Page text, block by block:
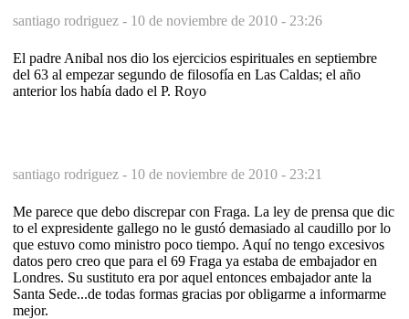
santiago rodriguez - 10 de noviembre de 2010 - 23:26
El padre Anibal nos dio los ejercicios espirituales en septiembre
del 63 al empezar segundo de filosofía en Las Caldas; el año
anterior los había dado el P. Royo
santiago rodriguez - 10 de noviembre de 2010 - 23:21
Me parece que debo discrepar con Fraga. La ley de prensa que dic
to el expresidente gallego no le gustó demasiado al caudillo por lo
que estuvo como ministro poco tiempo. Aquí no tengo excesivos
datos pero creo que para el 69 Fraga ya estaba de embajador en
Londres. Su sustituto era por aquel entonces embajador ante la
Santa Sede...de todas formas gracias por obligarme a informarme
mejor.